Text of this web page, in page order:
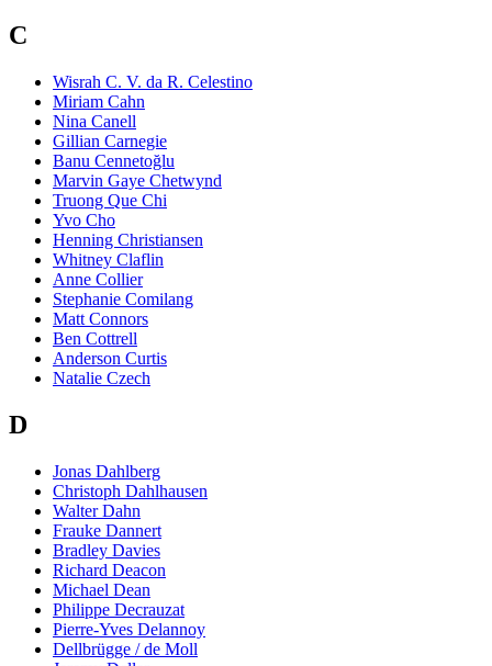
C
Wisrah C. V. da R. Celestino
Miriam Cahn
Nina Canell
Gillian Carnegie
Banu Cennetoğlu
Marvin Gaye Chetwynd
Truong Que Chi
Yvo Cho
Henning Christiansen
Whitney Claflin
Anne Collier
Stephanie Comilang
Matt Connors
Ben Cottrell
Anderson Curtis
Natalie Czech
D
Jonas Dahlberg
Christoph Dahlhausen
Walter Dahn
Frauke Dannert
Bradley Davies
Richard Deacon
Michael Dean
Philippe Decrauzat
Pierre-Yves Delannoy
Dellbrügge / de Moll